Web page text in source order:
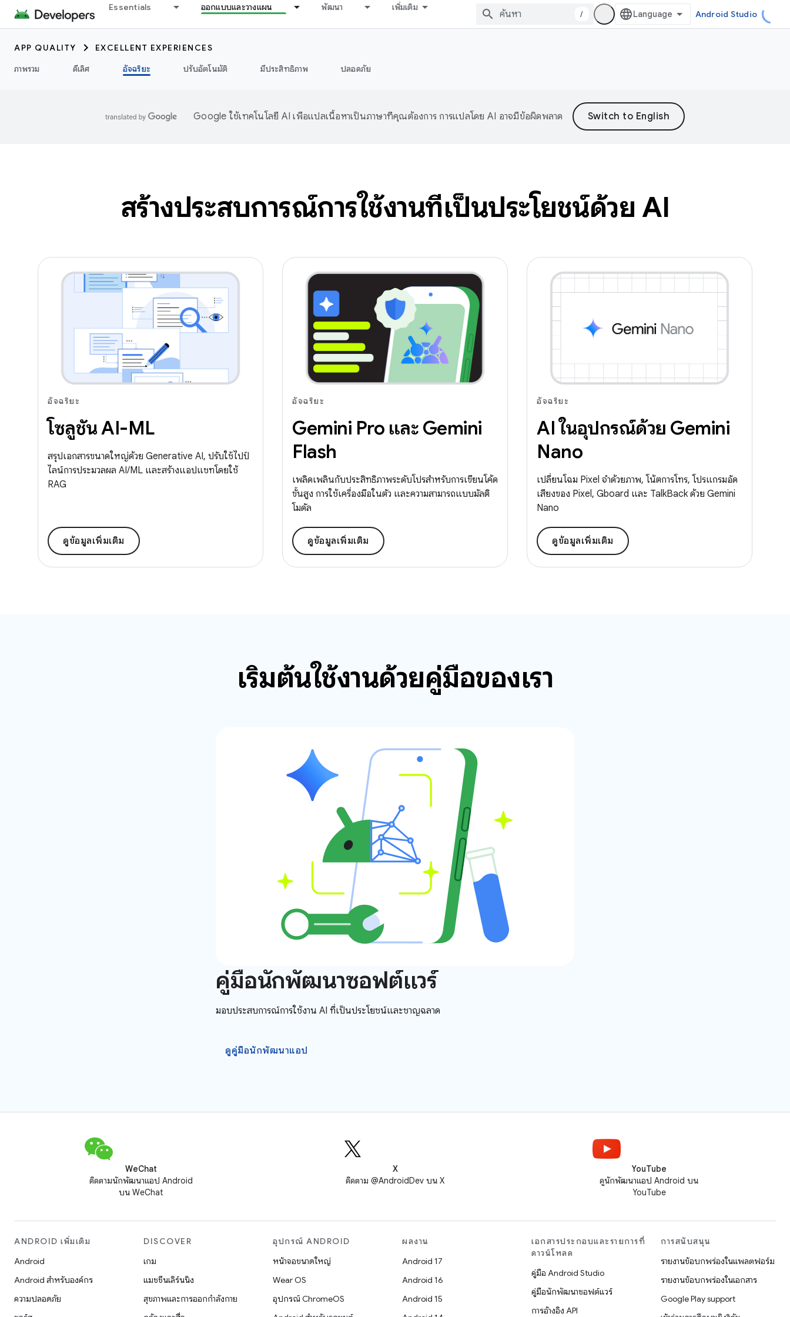
Essentials ออกแบบและวางแผน พัฒนา เพิ่มเติม
/ Android Studio
APP QUALITY
EXCELLENT EXPERIENCES
ภาพรวม
ดีเลิศ อัจฉริยะ ปรับอัตโนมัติ มีประสิทธิภาพ ปลอดภัย
Google ใช้เทคโนโลยี AI เพื่อแปลเนื้อหาเป็นภาษาที่คุณต้องการ การแปลโดย AI อาจมีข้อผิดพลาด
สร้างประสบการณ์การใช้งานที่เป็นประโยชน์ด้วย AI
อัจฉริยะ
โซลูชัน AI-ML
สรุปเอกสารขนาดใหญ่ด้วย Generative AI, ปรับใช้ไปป์
ไลน์การประมวลผล AI/ML และสร้างแอปแชทโดยใช้
RAG
ดูข้อมูลเพิ่มเติม
อัจฉริยะ
Gemini Pro และ Gemini
Flash
เพลิดเพลินกับประสิทธิภาพระดับโปรสำหรับการเขียนโค้ด
ขั้นสูง การใช้เครื่องมือในตัว และความสามารถแบบมัลติ
โมดัล
ดูข้อมูลเพิ่มเติม
อัจฉริยะ
AI ในอุปกรณ์ด้วย Gemini
Nano
เปลี่ยนโฉม Pixel จำด้วยภาพ, โน้ตการโทร, โปรแกรมอัด
เสียงของ Pixel, Gboard และ TalkBack ด้วย Gemini
Nano
ดูข้อมูลเพิ่มเติม
เริ่มต้นใช้งานด้วยคู่มือของเรา
คู่มือนักพัฒนาซอฟต์แวร์
มอบประสบการณ์การใช้งาน AI ที่เป็นประโยชน์และชาญฉลาด
ดูคู่มือนักพัฒนาแอป
WeChat
ติดตามนักพัฒนาแอป Android
บน WeChat
X
ติดตาม @AndroidDev บน X
YouTube
ดูนักพัฒนาแอป Android บน
YouTube
ANDROID เพิ่มเติม
Android
Android สำหรับองค์กร
ความปลอดภัย
DISCOVER
เกม
แมชชีนเลิร์นนิง
สุขภาพและการออกกำลังกาย
อุปกรณ์ ANDROID
หน้าจอขนาดใหญ่
Wear OS
อุปกรณ์ ChromeOS
ผลงาน
Android 17
Android 16
Android 15
เอกสารประกอบและรายการที่
ดาวน์โหลด
คู่มือ Android Studio
คู่มือนักพัฒนาซอฟต์แวร์
การอ้างอิง API
การสนับสนุน
รายงานข้อบกพร่องในแพลตฟอร์ม
รายงานข้อบกพร่องในเอกสาร
Google Play support